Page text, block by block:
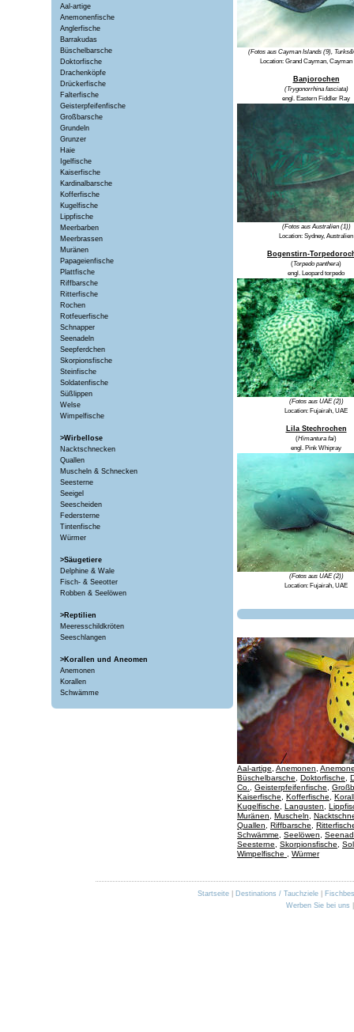
Aal-artige
Anemonenfische
Anglerfische
Barrakudas
Büschelbarsche
Doktorfische
Drachenköpfe
Drückerfische
Falterfische
Geisterpfeifenfische
Großbarsche
Grundeln
Grunzer
Haie
Igelfische
Kaiserfische
Kardinalbarsche
Kofferfische
Kugelfische
Lippfische
Meerbarben
Meerbrassen
Muränen
Papageienfische
Plattfische
Riffbarsche
Ritterfische
Rochen
Rotfeuerfische
Schnapper
Seenadeln
Seepferdchen
Skorpionsfische
Steinfische
Soldatenfische
Süßlippen
Welse
Wimpelfische
>Wirbellose
Nacktschnecken
Quallen
Muscheln & Schnecken
Seesterne
Seeigel
Seescheiden
Federsterne
Tintenfische
Würmer
>Säugetiere
Delphine & Wale
Fisch- & Seeotter
Robben & Seelöwen
>Reptilien
Meeresschildkröten
Seeschlangen
>Korallen und Aneomen
Anemonen
Korallen
Schwämme
(Fotos aus Cayman Islands (9),
Location: Grand Cayman, Cayman
Banjorochen
(Trygonorrhina fasciata)
engl. Eastern Fiddler Ray
(Fotos aus Australien (1))
Location: Sydney, Australien
Bogenstirn-
(Torpedo panthera)
engl. Leopard torpedo
(Fotos aus UAE (2))
Location: Fujairah, UAE
Lila Stechrochen
(Himantura fai)
engl. Pink Whipray
(Fotos aus UAE (2))
Location: Fujairah, UAE
Aal-artige Anemonen
Büschelbarsche
Doktorfische
Co.
Geisterpfeifenfische
Kaiserfische
Kofferfische
Kugelfische
Langusten
Muränen
Muscheln
Quallen
Riffbarsche
Schwämme
Seelöwen
Seesterne
Skorpionsfische
Wimpelfische
Würmer
Startseite| Destinations / Tauchziele|
Werben Sie bei uns